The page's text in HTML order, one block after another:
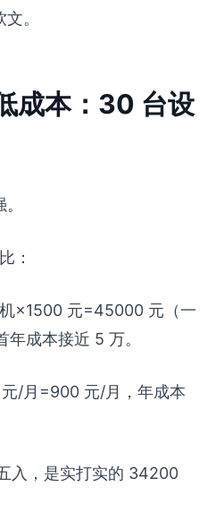
。
成本：30 台设
：
×1500 元=45000 元（一
成本接近 5 万。
/月=900 元/月，年成本
入，是实打实的 34200